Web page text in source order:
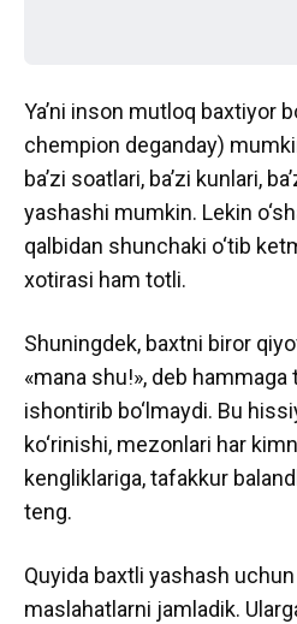
Ya’ni inson mutloq baxtiyor
chempion deganday)
ba’zi soatlari, ba’zi kunlari,
yashashi mumkin. Lekin
qalbidan shunchaki o‘tib
xotirasi ham totli.
Shuningdek, baxtni biror
«mana shu!», deb
ishontirib bo‘lmaydi. Bu
ko‘rinishi, mezonlari har
kengliklariga, tafakkur
teng.
Quyida baxtli yashash
maslahatlarni jamladik.